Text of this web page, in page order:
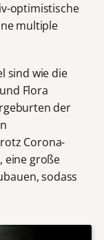
optimistische
multiple
sind wie die
Flora
der
Corona-
eine große
sodass